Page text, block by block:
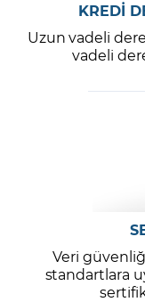
KREDİ
Uzun vadeli
vadeli
Veri
standartlara